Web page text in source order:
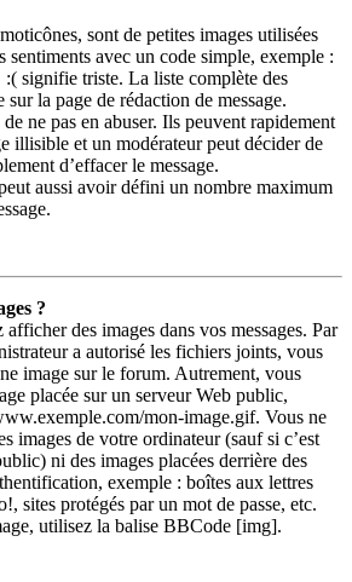
sont de petites images utilisées
sentiments avec un code simple, exemple :
signifie triste. La liste complète des
la page de rédaction de message.
ne pas en abuser. Ils peuvent rapidement
illisible et un modérateur peut décider de
d’effacer le message.
aussi avoir défini un nombre maximum
?
des images dans vos messages. Par
a autorisé les fichiers joints, vous
image sur le forum. Autrement, vous
placée sur un serveur Web public,
mon-image.gif. Vous ne
images de votre ordinateur (sauf si c’est
ni des images placées derrière des
exemple : boîtes aux lettres
sites protégés par un mot de passe, etc.
utilisez la balise BBCode [img].